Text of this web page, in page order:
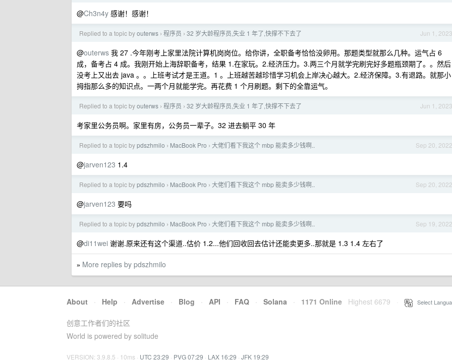
@Ch3n4y 感谢！感谢！
Jun 1, 2023
Replied to a topic byouterws › 程序员 › 32 岁大龄程序员,失业 1 年了,快撑不下去了
@outerws 我 27 .今年刚考上家里法院计算机岗岗位。给你讲，全职备考恰恰没卵用。那题类型就那么几种。运气占 6
成，备考占 4 成。我刚开始上海辞职备考，结果 1.在家玩。2.经济压力。3.两三个月就学完刷完好多题瓶颈期了。。然后
没考上又出去 java 。。上班考试才是王道。1 。上班越苦越珍惜学习机会上岸决心越大。2.经济保障。3.有退路。就那小
拇指那么多的知识点。一两个月就能学完。再花费 1 个月刷题。剩下的全靠运气。
Jun 1, 2023
Replied to a topic byouterws › 程序员 › 32 岁大龄程序员,失业 1 年了,快撑不下去了
考家里公务员啊。家里有房，公务员一辈子。32 进去躺平 30 年
Sep 20, 2022
Replied to a topic bypdszhmilo › MacBook Pro › 大佬们看下我这个 mbp 能卖多少钱啊..
@jarven123 1.4
Sep 20, 2022
Replied to a topic bypdszhmilo › MacBook Pro › 大佬们看下我这个 mbp 能卖多少钱啊..
@jarven123 要吗
Sep 19, 2022
Replied to a topic bypdszhmilo › MacBook Pro › 大佬们看下我这个 mbp 能卖多少钱啊..
@di11wei 谢谢.原来还有这个渠道..估价 1.2...他们回收回去估计还能卖更多..那就是 1.3 1.4 左右了
» More replies by pdszhmilo
About · Help · Advertise · Blog · API · FAQ · Solana · 1171 Online Highest 6679 Select
创意工作者们的社区
World is powered by solitude
VERSION: 3.9.8.5 · 10ms · UTC 23:29 · PVG 07:29 · LAX 16:29 · JFK 19:29